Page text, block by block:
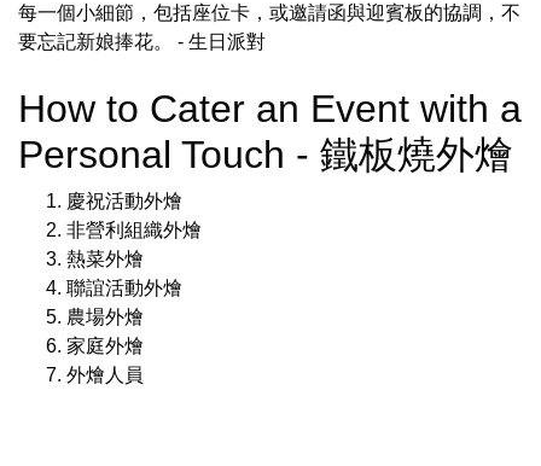
每一個小細節，包括座位卡，或邀請函與迎賓板的協調，不
要忘記新娘捧花。 - 生日派對
How to Cater an Event with a
Personal Touch - 鐵板燒外燴
慶祝活動外燴
非營利組織外燴
熱菜外燴
聯誼活動外燴
農場外燴
家庭外燴
外燴人員